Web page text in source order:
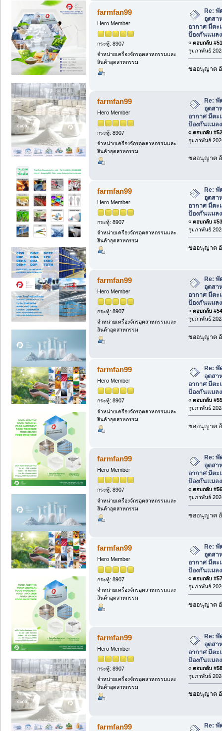
farmfan99
Hero Member
กระทู้: 8907
จำหน่ายเครื่องจักรอุตสาหกรรมและ
สินค้าอุตสาหกรรม
Re:
อุตสา
อากาศ มีตะ
ป้องกันแมลง
« ตอบกลับ
กุมภาพันธ์
ขออนุญาต
farmfan99
Hero Member
กระทู้: 8907
จำหน่ายเครื่องจักรอุตสาหกรรมและ
สินค้าอุตสาหกรรม
Re: พั
อุตสา
อากาศ มีตะ
ป้องกันแมลง
« ตอบกลับ
กุมภาพันธ์
ขออนุญาต
farmfan99
Hero Member
กระทู้: 8907
จำหน่ายเครื่องจักรอุตสาหกรรมและ
สินค้าอุตสาหกรรม
Re: พั
อุตสา
อากาศ มีตะ
ป้องกันแมลง
« ตอบกลับ
กุมภาพันธ์
ขออนุญาต
farmfan99
Hero Member
กระทู้: 8907
จำหน่ายเครื่องจักรอุตสาหกรรมและ
สินค้าอุตสาหกรรม
Re: พั
อุตสา
อากาศ มีตะ
ป้องกันแมลง
« ตอบกลับ
กุมภาพันธ์
ขออนุญาต
farmfan99
Hero Member
กระทู้: 8907
จำหน่ายเครื่องจักรอุตสาหกรรมและ
สินค้าอุตสาหกรรม
Re:
อุตสา
อากาศ มีตะ
ป้องกันแมลง
« ตอบกลับ
กุมภาพันธ์
ขออนุญาต
farmfan99
Hero Member
กระทู้: 8907
จำหน่ายเครื่องจักรอุตสาหกรรมและ
สินค้าอุตสาหกรรม
Re:
อุตสา
อากาศ มีตะ
ป้องกันแมลง
« ตอบกลับ
กุมภาพันธ์
ขออนุญาต
farmfan99
Hero Member
กระทู้: 8907
จำหน่ายเครื่องจักรอุตสาหกรรมและ
สินค้าอุตสาหกรรม
Re:
อุตสา
อากาศ มีตะ
ป้องกันแมลง
« ตอบกลับ
กุมภาพันธ์
ขออนุญาต
farmfan99
Hero Member
กระทู้: 8907
จำหน่ายเครื่องจักรอุตสาหกรรมและ
สินค้าอุตสาหกรรม
Re: พั
อุตสา
อากาศ มีตะ
ป้องกันแมลง
« ตอบกลับ
กุมภาพันธ์
ขออนุญาต
farmfan99
Re: พั